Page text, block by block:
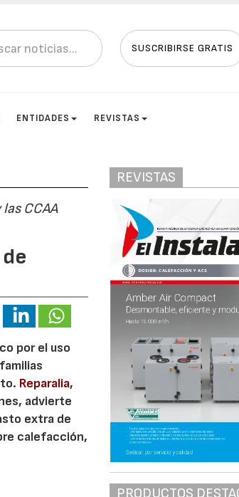
SUSCRIBIRSE GRATIS
ENTIDADES REVISTAS
CCAA
por el uso
Reparalia,
advierte
extra de
calefacción,
REVISTAS
PRODUCTOS